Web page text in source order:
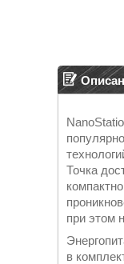
Точка
при этом
в